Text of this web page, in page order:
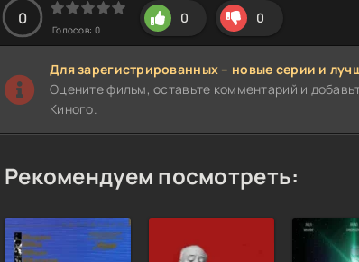
0
Голосов: 0
0 0
Для зарегистрированных – новые серии и
Оцените фильм, оставьте комментарий и
Киного.
Рекомендуем посмотреть: